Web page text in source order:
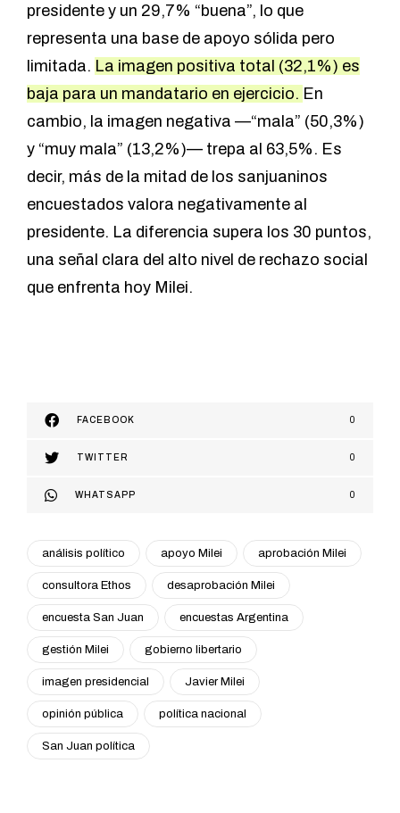
presidente y un 29,7% “buena”, lo que
representa una base de apoyo sólida pero
limitada. La imagen positiva total (32,1%) es
baja para un mandatario en ejercicio. En
cambio, la imagen negativa —“mala” (50,3%)
y “muy mala” (13,2%)— trepa al 63,5%. Es
decir, más de la mitad de los sanjuaninos
encuestados valora negativamente al
presidente. La diferencia supera los 30 puntos,
una señal clara del alto nivel de rechazo social
que enfrenta hoy Milei.
FACEBOOK 0
TWITTER 0
WHATSAPP 0
análisis político apoyo Milei aprobación Milei
consultora Ethos desaprobación Milei
encuesta San Juan encuestas Argentina
gestión Milei gobierno libertario
imagen presidencial Javier Milei
opinión pública política nacional
San Juan política